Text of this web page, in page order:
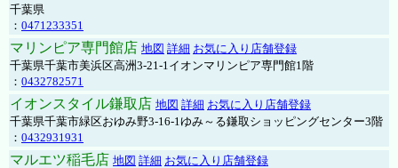
千葉県
： 0471233351
マリンピア専門館店 地図 詳細 お気に入り店舗登録
千葉県千葉市美浜区高洲3-21-1イオンマリンピア専門館1階
： 0432782571
イオンスタイル鎌取店 地図 詳細 お気に入り店舗登録
千葉県千葉市緑区おゆみ野3-16-1ゆみ～る鎌取ショッピングセンター3階
： 0432931931
マルエツ稲毛店 地図 詳細 お気に入り店舗登録